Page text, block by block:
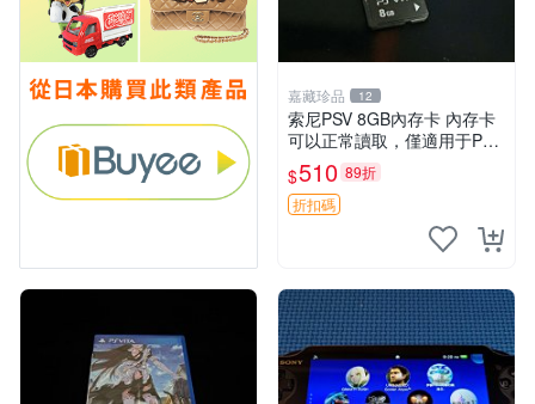
嘉藏珍品 12
索尼PSV 8GB內存卡 內存卡
可以正常讀取，僅適用于PSV
我的主頁還有相關設備售，歡
迎購買
$510 89折
折扣碼